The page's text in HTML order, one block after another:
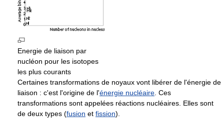
Energie de liaison par
nucléon pour les isotopes
les plus courants
Certaines transformations de noyaux vont libérer de l'énergie de
liaison : c'est l'origine de l'énergie nucléaire . Ces
transformations sont appelées réactions nucléaires. Elles sont
de deux types (fusion et fission).